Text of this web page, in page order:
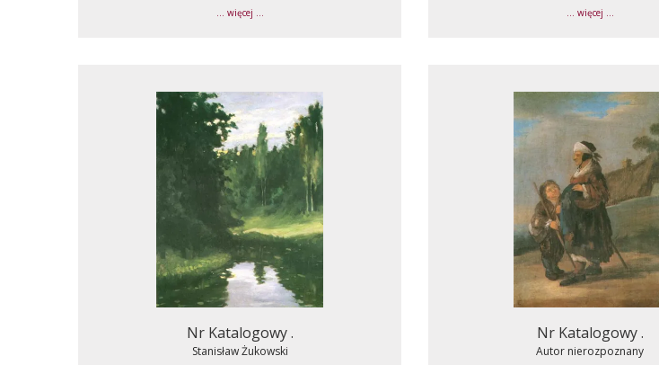
... więcej ... ... więcej ...
Nr Katalogowy .
Stanisław Żukowski
Nr Katalogowy .
Autor nierozpoznany